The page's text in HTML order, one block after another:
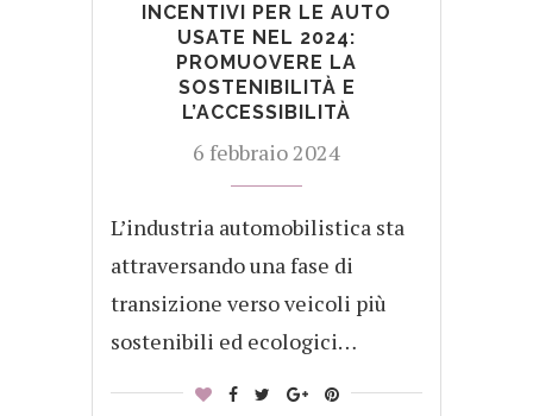
INCENTIVI PER LE AUTO
USATE NEL 2024:
PROMUOVERE LA
SOSTENIBILITÀ E
L’ACCESSIBILITÀ
6 febbraio 2024
L’industria automobilistica sta
attraversando una fase di
transizione verso veicoli più
sostenibili ed ecologici…